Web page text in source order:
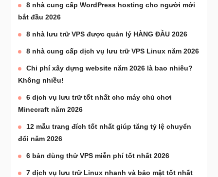
8 nhà cung cấp WordPress hosting cho người mới
bắt đầu 2026
8 nhà lưu trữ VPS được quản lý HÀNG ĐẦU 2026
8 nhà cung cấp dịch vụ lưu trữ VPS Linux năm 2026
Chi phí xây dựng website năm 2026 là bao nhiêu?
Không nhiều!
6 dịch vụ lưu trữ tốt nhất cho máy chủ chơi
Minecraft năm 2026
12 mẫu trang đích tốt nhất giúp tăng tỷ lệ chuyển
đổi năm 2026
6 bản dùng thử VPS miễn phí tốt nhất 2026
7 dịch vụ lưu trữ Linux nhanh và bảo mật tốt nhất